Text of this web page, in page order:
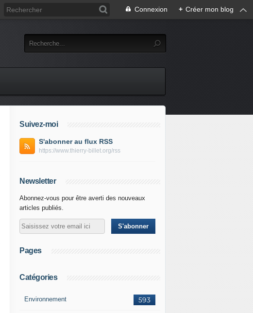
Connexion + Créer mon blog
Suivez-moi
S'abonner au flux RSS
https://www.thierry-billet.org/rss
Newsletter
Abonnez-vous pour être averti des nouveaux
articles publiés.
Pages
Catégories
593
Environnement